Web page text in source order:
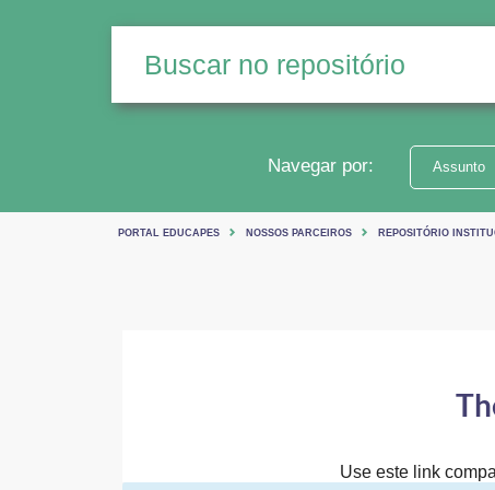
Navegar por: Assunto
PORTAL EDUCAPES NOSSOS PARCEIROS REPOSITÓRIO
Use este link